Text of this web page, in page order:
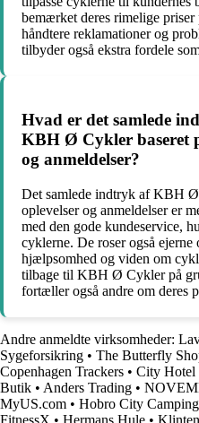
bemærket deres rimelige
håndtere reklamationer og
tilbyder også ekstra fordele
Hvad er det samlede
KBH Ø Cykler baseret
og anmeldelser?
Det samlede indtryk af KBH
oplevelser og anmeldelser er
med den gode kundeservice,
cyklerne. De roser også ejerne
hjælpsomhed og viden om
tilbage til KBH Ø Cykler på
fortæller også andre om deres
Andre anmeldte virksomheder:
Sygeforsikring • The Butterfly
Copenhagen Trackers • City Hotel
Butik • Anders Trading •
MyUS.com • Hobro City